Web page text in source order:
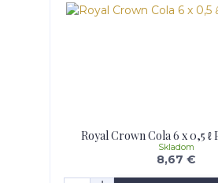
Royal Crown Cola 6 x 0,5 ℓ
8,67 €
Skladom